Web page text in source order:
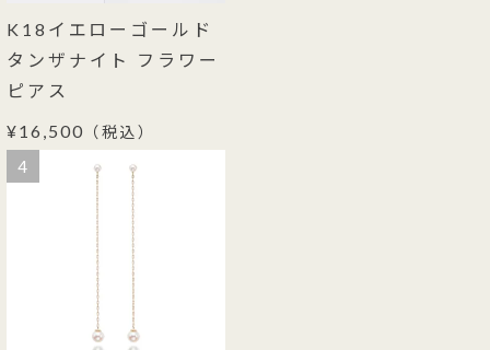
K18イエローゴールド
タンザナイト フラワー
ピアス
¥16,500 （税込）
4